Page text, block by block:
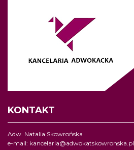
KONTAKT
Adw. Natalia Skowrońska
e-mail: kancelaria@adwokatskowronska.pl